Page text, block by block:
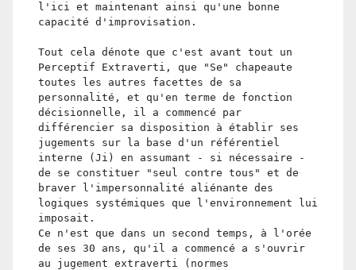
l'ici et maintenant ainsi qu'une bonne
capacité d'improvisation.
Tout cela dénote que c'est avant tout un
Perceptif Extraverti, que "Se" chapeaute
toutes les autres facettes de sa
personnalité, et qu'en terme de fonction
décisionnelle, il a commencé par
différencier sa disposition à établir ses
jugements sur la base d'un référentiel
interne (Ji) en assumant - si nécessaire -
de se constituer "seul contre tous" et de
braver l'impersonnalité aliénante des
logiques systémiques que l'environnement lui
imposait.
Ce n'est que dans un second temps, à l'orée
de ses 30 ans, qu'il a commencé a s'ouvrir
au jugement extraverti (normes